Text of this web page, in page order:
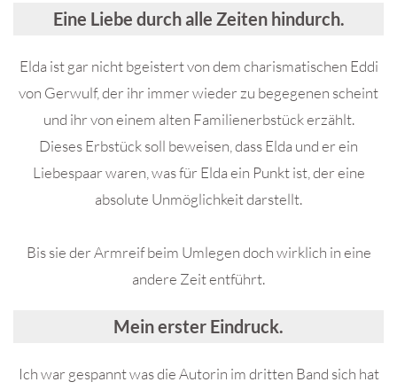
Eine Liebe durch alle Zeiten hindurch.
Elda ist gar nicht bgeistert von dem charismatischen Eddi
von Gerwulf, der ihr immer wieder zu begegenen scheint
und ihr von einem alten Familienerbstück erzählt.
Dieses Erbstück soll beweisen, dass Elda und er ein
Liebespaar waren, was für Elda ein Punkt ist, der eine
absolute Unmöglichkeit darstellt.
Bis sie der Armreif beim Umlegen doch wirklich in eine
andere Zeit entführt.
Mein erster Eindruck.
Ich war gespannt was die Autorin im dritten Band sich hat